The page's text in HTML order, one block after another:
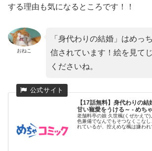
する理由も気になるところです！！
おねこ
「身代わりの結婚」はめっ
信されています！絵を見て
くださいね。
【17話無料】身代わりの
甘い寵愛をうける～ - めち
老舗料亭の娘 久世楓(くぜかえで
色兼備でなんでもそつなくこな
れているが、控えめな楓は嫌われ